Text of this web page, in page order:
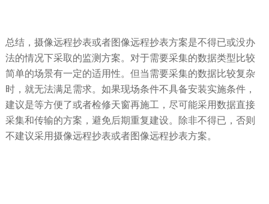
总结，摄像远程抄表或者图像远程抄表方案是不得已或没办
法的情况下采取的监测方案。对于需要采集的数据类型比较
简单的场景有一定的适用性。但当需要采集的数据比较复杂
时，就无法满足需求。如果现场条件不具备安装实施条件，
建议是等方便了或者检修天窗再施工，尽可能采用数据直接
采集和传输的方案，避免后期重复建设。除非不得已，否则
不建议采用摄像远程抄表或者图像远程抄表方案。